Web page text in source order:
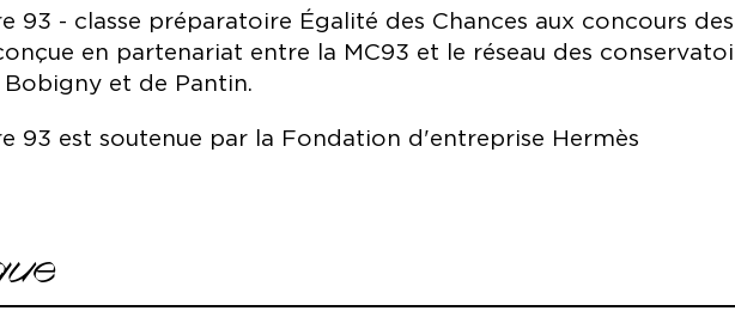
93 - classe préparatoire Égalité des Chances aux concours
en partenariat entre la MC93 et le réseau des
Bobigny et de Pantin.
93 est soutenue par la Fondation d'entreprise Hermès